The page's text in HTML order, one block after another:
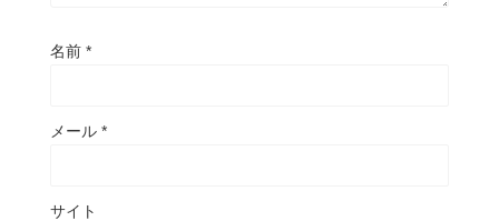
名前 *
メール *
サイト